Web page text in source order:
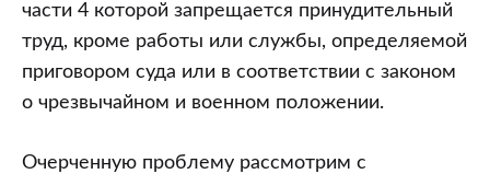
части 4 которой запрещается принудительный
труд, кроме работы или службы, определяемой
приговором суда или в соответствии с законом
о чрезвычайном и военном положении.
Очерченную проблему рассмотрим с